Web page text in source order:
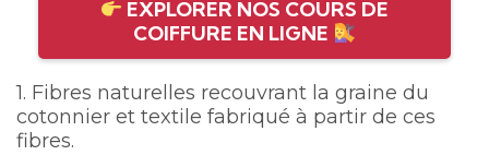
EXPLORER NOS COURS DE
COIFFURE EN LIGNE
1. Fibres naturelles recouvrant la graine du
cotonnier et textile fabriqué à partir de ces
fibres.